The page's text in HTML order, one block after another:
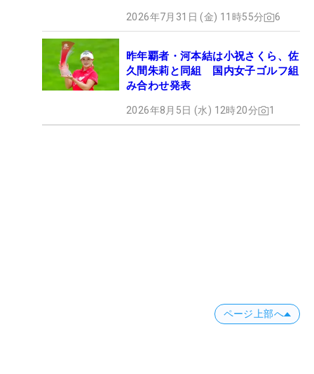
2026年7月31日 (金) 11時55分 6
昨年覇者・河本結は小祝さくら、佐
久間朱莉と同組 国内女子ゴルフ組
み合わせ発表
2026年8月5日 (水) 12時20分 1
ページ上部へ